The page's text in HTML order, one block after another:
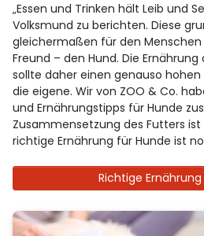
„Essen und Trinken hält Leib und
Volksmund zu berichten. Diese
gleichermaßen für den
Freund – den Hund. Die
sollte daher einen genauso
die eigene. Wir von ZOO & Co.
und Ernährungstipps für Hunde
Zusammensetzung des Futters
richtige Ernährung für Hunde ist
Richtige